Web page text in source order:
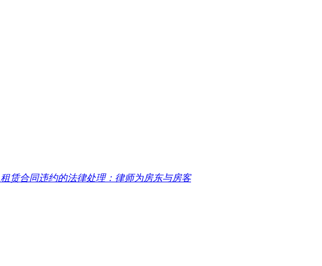
租赁合同违约的法律处理：律师为房东与房客